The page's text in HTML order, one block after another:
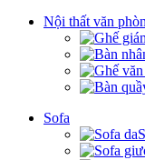
Nội thất văn
Sofa